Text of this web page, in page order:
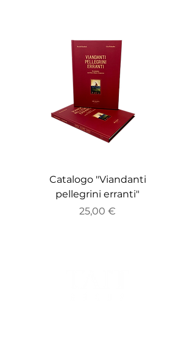
Catalogo "Viandanti
pellegrini erranti"
Prezzo
25,00 €